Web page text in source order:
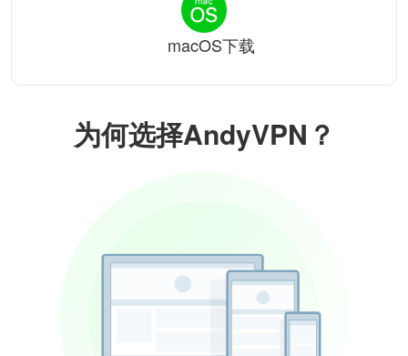
为何选择AndyVPN？
macOS下载